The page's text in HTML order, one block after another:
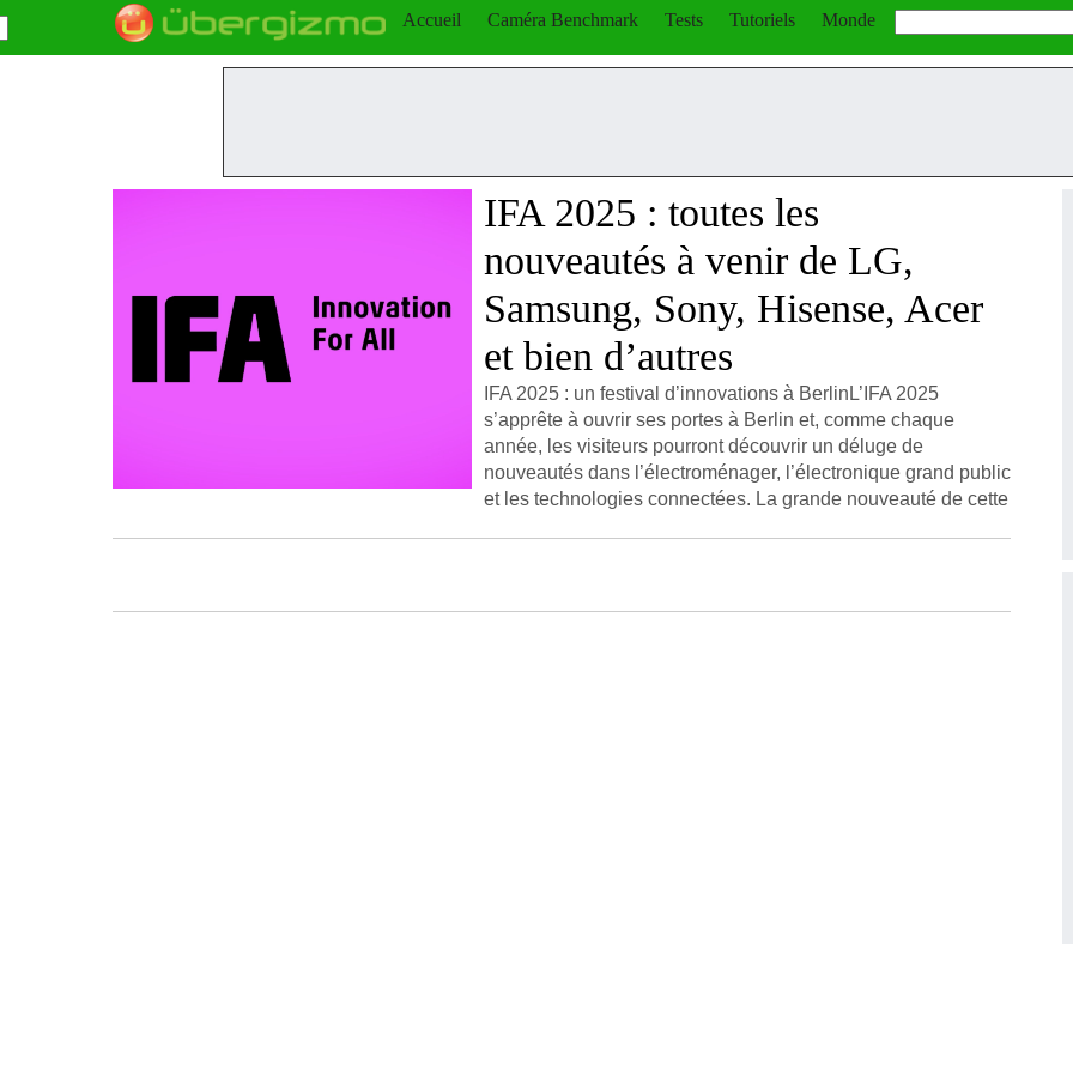
Accueil Caméra Benchmark Tests Tutoriels Monde
IFA 2025 : toutes les
nouveautés à venir de LG,
Samsung, Sony, Hisense, Acer
et bien d’autres
IFA 2025 : un festival d’innovations à BerlinL’IFA 2025
s’apprête à ouvrir ses portes à Berlin et, comme chaque
année, les visiteurs pourront découvrir un déluge de
nouveautés dans l’électroménager, l’électronique grand public
et les technologies connectées. La grande nouveauté de cette